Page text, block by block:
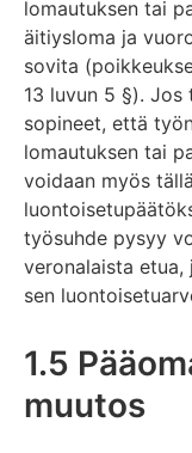
lomautuksen tai
äitiysloma ja
sovita
13 luvun 5 §).
sopineet, että
lomautuksen tai
voidaan myös
työsuhde pysyy
veronalaista etua,
sen
1.5
muutos